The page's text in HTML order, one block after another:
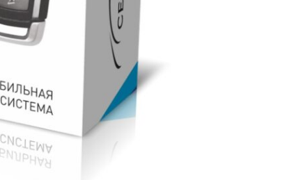
ХИМИЯ